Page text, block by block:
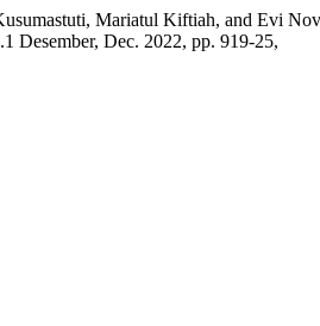
Mariatul Kiftiah, and Evi
Desember, Dec. 2022, pp. 919-25,